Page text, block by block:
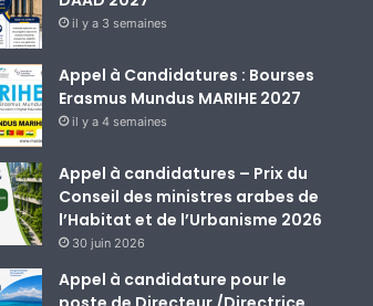
il y a 3 semaines
Appel à Candidatures : Bourses
Erasmus Mundus MARIHE 2027
il y a 4 semaines
Appel à candidatures – Prix du
Conseil des ministres arabes de
l’Habitat et de l’Urbanisme 2026
30 juin 2026
Appel à candidature pour le